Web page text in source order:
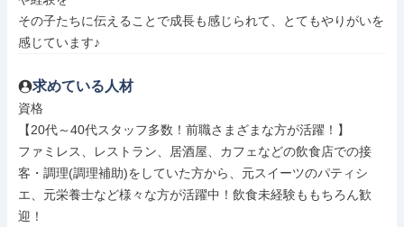
その子たちに伝えることで成長も感じられて、とてもやりがいを
感じています♪
求めている人材
資格
【20代～40代スタッフ多数！前職さまざまな方が活躍！】
ファミレス、レストラン、居酒屋、カフェなどの飲食店での接
客・調理(調理補助)をしていた方から、元スイーツのパティシ
エ、元栄養士など様々な方が活躍中！飲食未経験ももちろん歓
迎！